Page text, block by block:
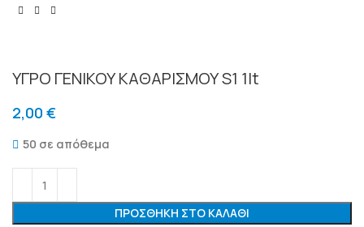
ΥΓΡΟ ΓΕΝΙΚΟΥ ΚΑΘΑΡΙΣΜΟΥ S1 1lt
2,00 €
50 σε απόθεμα
ΠΡΟΣΘΉΚΗ ΣΤΟ ΚΑΛΆΘΙ